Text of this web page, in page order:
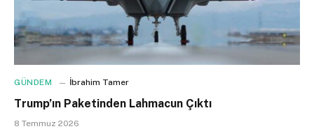
GÜNDEM İbrahim Tamer
Trump’ın Paketinden Lahmacun Çıktı
8 Temmuz 2026